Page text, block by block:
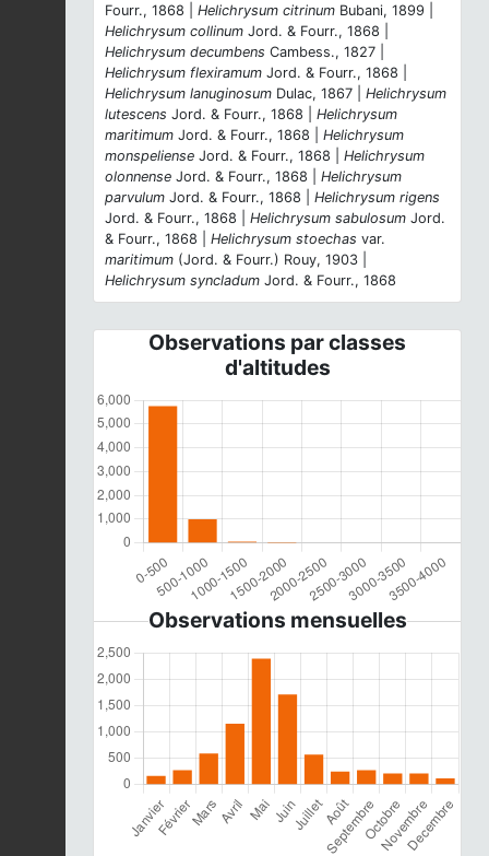
Fourr., 1868 | Helichrysum citrinum Bubani, 1899 |
Helichrysum collinum Jord. & Fourr., 1868 |
Helichrysum decumbens Cambess., 1827 |
Helichrysum flexiramum Jord. & Fourr., 1868 |
Helichrysum lanuginosum Dulac, 1867 | Helichrysum
lutescens Jord. & Fourr., 1868 | Helichrysum
maritimum Jord. & Fourr., 1868 | Helichrysum
monspeliense Jord. & Fourr., 1868 | Helichrysum
olonnense Jord. & Fourr., 1868 | Helichrysum
parvulum Jord. & Fourr., 1868 | Helichrysum rigens
Jord. & Fourr., 1868 | Helichrysum sabulosum Jord.
& Fourr., 1868 | Helichrysum stoechas var.
maritimum (Jord. & Fourr.) Rouy, 1903 |
Helichrysum syncladum Jord. & Fourr., 1868
Observations par classes
d'altitudes
Observations mensuelles